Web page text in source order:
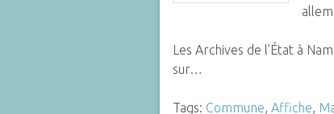
Les Archives de l’État à
sur…
Tags: Commune, Affiche,